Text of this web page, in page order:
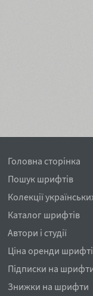
Головна сторінка
Пошук шрифтів
Колекції
Каталог шрифтів
Автори і студії
Ціна оренди
Підписки на
Знижки на шрифти